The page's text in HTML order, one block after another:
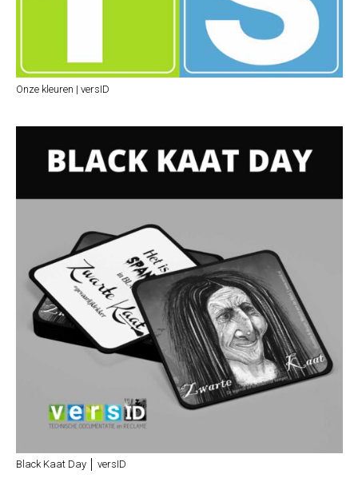
Onze kleuren | versID
Black Kaat Day │ versID